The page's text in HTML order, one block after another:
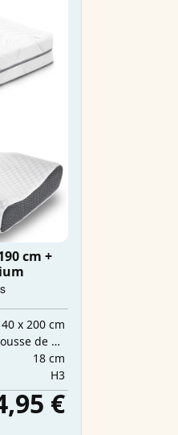
cm +
x 200 cm
Mousse viscoélastique/mousse de confort
18 cm
H3
€